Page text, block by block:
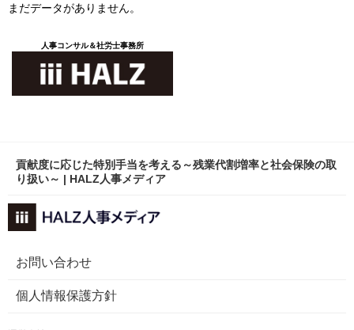
まだデータがありません。
人事コンサル＆社労士事務所
貢献度に応じた特別手当を考える～残業代割増率と社会保険の取
り扱い～ | HALZ人事メディア
お問い合わせ
個人情報保護方針